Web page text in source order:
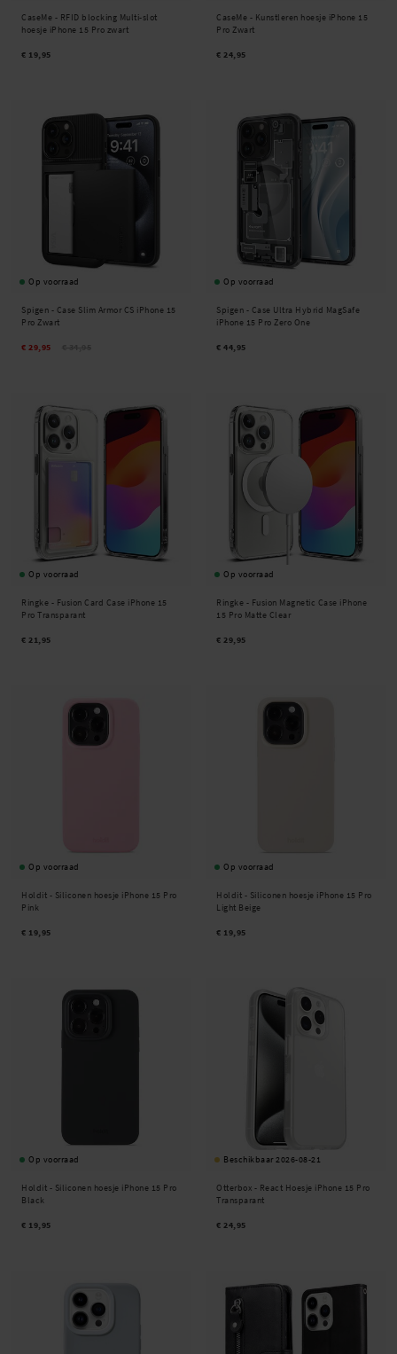
CaseMe - RFID blocking Multi-slot
hoesje iPhone 15 Pro zwart
€ 19,95
CaseMe - Kunstleren hoesje iPhone 15
Pro Zwart
€ 24,95
Op voorraad
Spigen - Case Slim Armor CS iPhone 15
Pro Zwart
€ 29,95
Op voorraad
Spigen - Case Ultra Hybrid MagSafe
iPhone 15 Pro Zero One
€ 44,95
Op voorraad
Ringke - Fusion Card Case iPhone 15
Pro Transparant
€ 21,95
Op voorraad
Ringke - Fusion Magnetic Case iPhone
15 Pro Matte Clear
€ 29,95
Op voorraad
Holdit - Siliconen hoesje iPhone 15 Pro
Pink
€ 19,95
Op voorraad
Holdit - Siliconen hoesje iPhone 15 Pro
Light Beige
€ 19,95
Op voorraad
Holdit - Siliconen hoesje iPhone 15 Pro
Black
€ 19,95
Beschikbaar 2026-08-21
Otterbox - React Hoesje iPhone 15 Pro
Transparant
€ 24,95